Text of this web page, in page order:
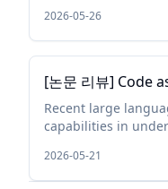
2026-05-26
[논문 리뷰] Code
Recent large
capabilities in
agent...
2026-05-21